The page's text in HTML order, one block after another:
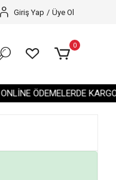
ONLİNE ÖDEMELERDE
Giriş Yap / Üye Ol
0